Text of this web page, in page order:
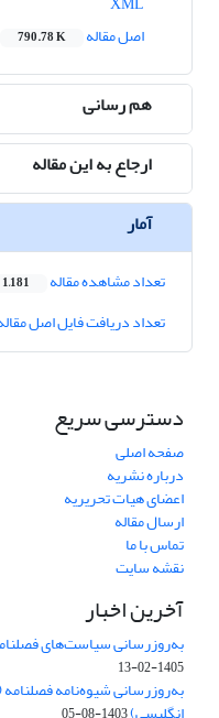
اصل مقاله
790.78 K
هم رسانی
ارجاع به این مقاله
آمار
تعداد مشاهده مقاله 1,181
تعداد دریافت فایل اصل
دسترسی سریع
صفحه اصلی
درباره نشریه
اعضای هیات تحریریه
ارسال مقاله
تماس با ما
نقشه سایت
آخرین اخبار
به‌روزرسانی سیاست‌های
1405-02-13
به‌روزرسانی شیوه‌نامه